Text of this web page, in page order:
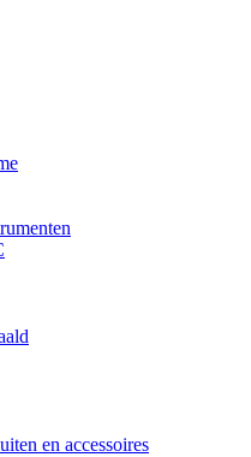
en accessoires